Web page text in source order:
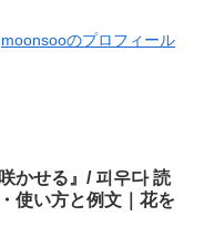
moonsooのプロフィール
かせる』/ 피우다 読
使い方と例文｜花を